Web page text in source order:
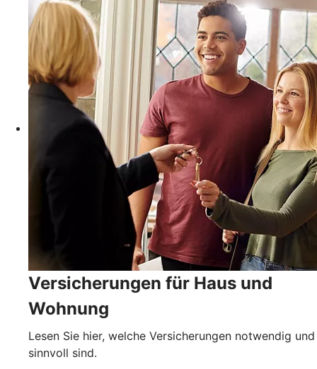
Versicherungen für Haus und
Wohnung
Lesen Sie hier, welche Versicherungen notwendig und
sinnvoll sind.